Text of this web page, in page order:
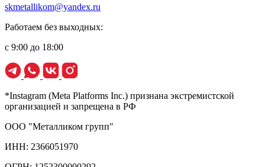
skmetallikom@yandex.ru
Работаем без выходных:
с 9:00 до 18:00
*Instagram (Meta Platforms Inc.) признана экстремистской
организацией и запрещена в РФ
ООО "Металликом групп"
ИНН: 2366051970